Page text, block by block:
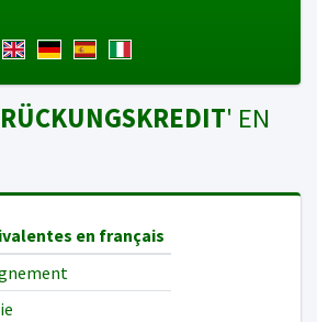
' EN
en français